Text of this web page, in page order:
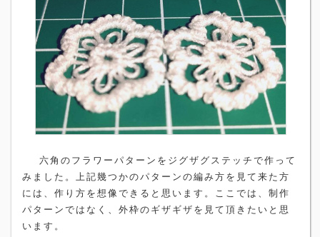
六角のフラワーパターンをジグザグステッチで作って
みました。上記幾つかのパターンの編み方を見て来た方
には、作り方を想像できると思います。ここでは、制作
パターンではなく、外枠のギザギザを見て頂きたいと思
います。